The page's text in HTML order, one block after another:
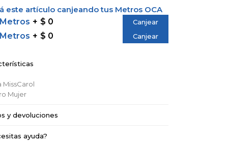
este artículo canjeando tus Metros OCA
$ 0 Canjear
$ 0 Canjear
MissCarol
Mujer
y devoluciones
ayuda?